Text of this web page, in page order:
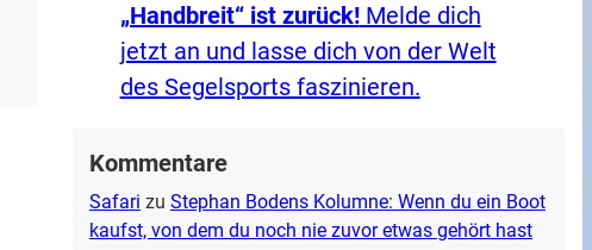
„Handbreit“ ist zurück!Melde dich
jetzt an und lasse dich von der Welt
des Segelsports faszinieren.
Kommentare
Safari zu Stephan Bodens Kolumne: Wenn du ein Boot
kaufst, von dem du noch nie zuvor etwas gehört hast